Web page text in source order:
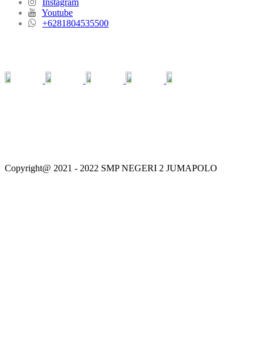
Instagram
Youtube
+6281804535500
Copyright@ 2021 - 2022 SMP NEGERI 2 JUMAPOLO